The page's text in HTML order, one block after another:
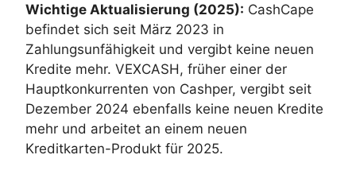
Wichtige Aktualisierung (2025): CashCape
befindet sich seit März 2023 in
Zahlungsunfähigkeit und vergibt keine neuen
Kredite mehr. VEXCASH, früher einer der
Hauptkonkurrenten von Cashper, vergibt seit
Dezember 2024 ebenfalls keine neuen Kredite
mehr und arbeitet an einem neuen
Kreditkarten-Produkt für 2025.